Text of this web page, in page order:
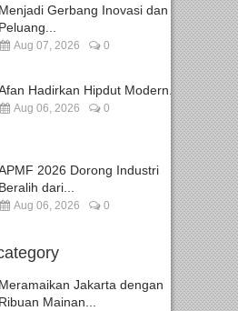
Menjadi Gerbang Inovasi dan
Peluang...
Aug 07, 2026 0
Hadirkan Hipdut Modern...
Aug 06, 2026 0
2026 Dorong Industri
Beralih dari...
Aug 06, 2026 0
Meramaikan Jakarta dengan
Ribuan Mainan...